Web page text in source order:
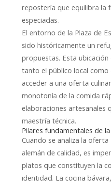
repostería que equilibra la
especiadas.
El entorno de la Plaza de
sido históricamente un
propuestas. Esta
tanto el público local
acceder a una oferta
monotonía de la comida
elaboraciones artesanales
maestría técnica.
Pilares fundamentales de
Cuando se analiza la
alemán de calidad, es
platos que constituyen la
identidad. La cocina